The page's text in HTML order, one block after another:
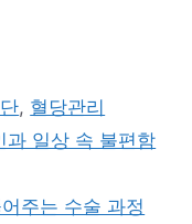
, 혈당관리
과 일상 속 불편함
주는 수술 과정